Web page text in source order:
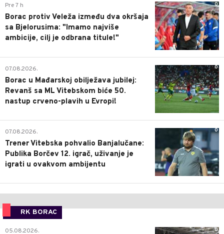
0
Pre 7 h
Borac protiv Veleža između dva okršaja
sa Bjelorusima: "Imamo najviše
ambicije, cilj je odbrana titule!"
0
07.08.2026.
Borac u Mađarskoj obilježava jubilej:
Revanš sa ML Vitebskom biće 50.
nastup crveno-plavih u Evropi!
0
07.08.2026.
Trener Vitebska pohvalio Banjalučane:
Publika Borčev 12. igrač, uživanje je
igrati u ovakvom ambijentu
RK BORAC
0
05.08.2026.